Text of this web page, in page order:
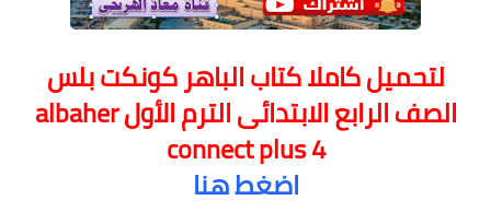
لتحميلكاملا كتاب الباهر كونكت بلس
الصف الرابع الابتدائى الترم الأول albaher
connect plus 4
اضغط هنا